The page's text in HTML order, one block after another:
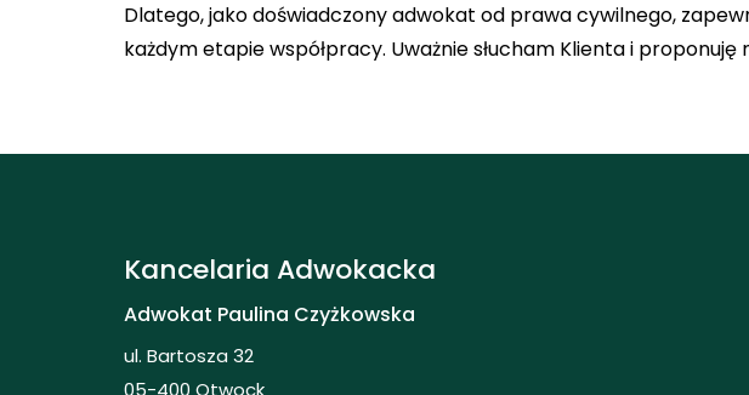
Dlatego, jako doświadczony adwokat od prawa cywilnego,
każdym etapie współpracy. Uważnie słucham Klienta i
Kancelaria Adwokacka
Adwokat Paulina Czyżkowska
ul. Bartosza 32
05-400 Otwock